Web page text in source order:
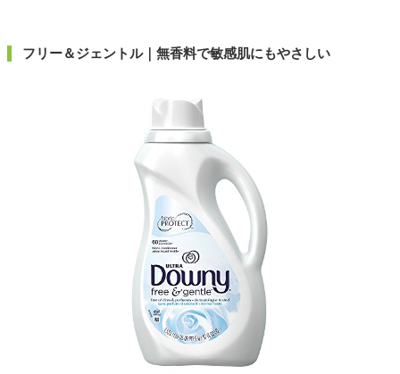
フリー＆ジェントル｜無香料で敏感肌にもやさしい